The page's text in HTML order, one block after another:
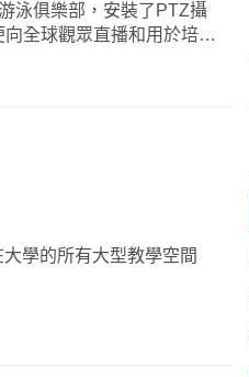
泳俱樂部，安裝了PTZ攝
全球觀眾直播和用於培訓
學的所有大型教學空間